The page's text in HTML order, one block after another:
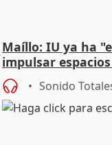
Maíllo: IU ya ha
impulsar
Sonido